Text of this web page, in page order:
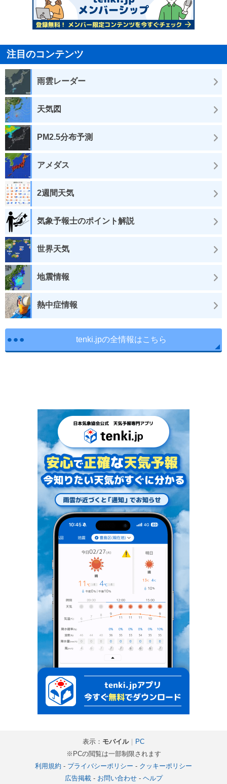
注目のコンテンツ
雨雲レーダー
天気図
PM2.5分布予測
アメダス
2週間天気
気象予報士のポイント解説
世界天気
地震情報
熱中症情報
tenki.jpの全情報はこちら
表示： モバイル｜ PC
※PCの閲覧は一部制限されます
利用規約 - プライバシーポリシー - クッキーポリシー
広告掲載- お問い合わせ- ヘルプ